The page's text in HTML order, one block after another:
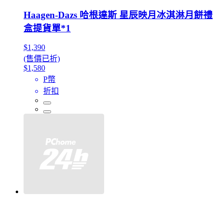
Haagen-Dazs 哈根達斯 星辰映月冰淇淋月餅禮
盒提貨單*1
$1,390
(售價已折)
$1,580
P幣
折扣